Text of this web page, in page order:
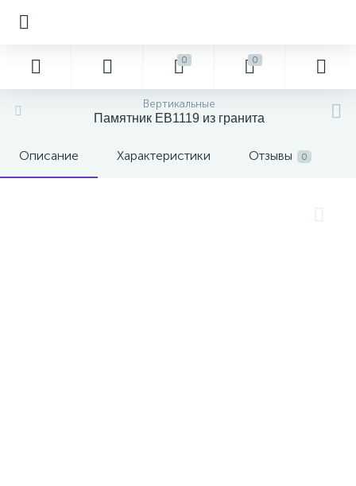
0 0
Вертикальные
Памятник EB1119 из гранита
Описание Характеристики Отзывы 0